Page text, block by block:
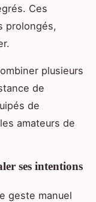
Ces
prolongés,
plusieurs
de
de
amateurs de
ses intentions
geste manuel